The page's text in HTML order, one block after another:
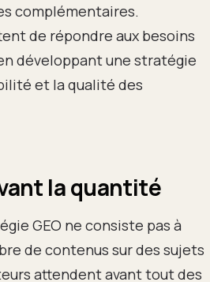
complémentaires.
de répondre aux besoins
développant une stratégie
et la qualité des
la quantité
GEO ne consiste pas à
de contenus sur des sujets
attendent avant tout des